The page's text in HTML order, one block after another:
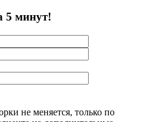
5 минут!
не меняется, только по